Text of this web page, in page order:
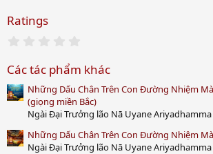
Ratings
0
t
a
r
(
s
)
Các tác phẩm khác
Những Dấu Chân Trên Con Đường Nhiệm
(giọng miền Bắc)
Ngài Đại Trưởng lão Nā Uyane Ariyadhamma
Những Dấu Chân Trên Con Đường Nhiệm
Ngài Đại Trưởng lão Nā Uyane Ariyadhamma